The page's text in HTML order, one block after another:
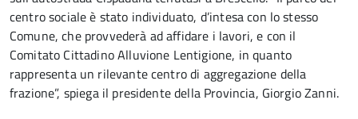
centro sociale è stato individuato, d’intesa con lo stesso
Comune, che provvederà ad affidare i lavori, e con il
Comitato Cittadino Alluvione Lentigione, in quanto
rappresenta un rilevante centro di aggregazione della
frazione”, spiega il presidente della Provincia, Giorgio Zanni.